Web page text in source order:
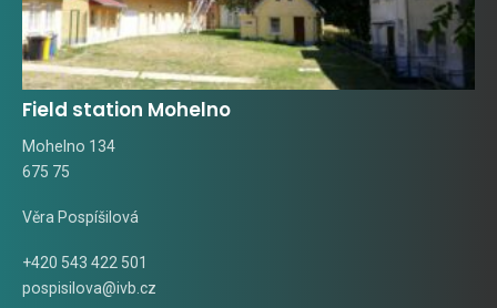
Field station Mohelno
Mohelno 134
675 75
Věra Pospíšilová
+420 543 422 501
pospisilova@ivb.cz